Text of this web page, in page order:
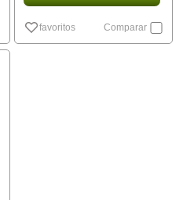
favoritos Comparar